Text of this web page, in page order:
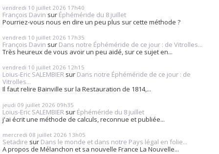
vendredi 10 juillet 2026 17h40
François Davin sur Éphéméride du 8 juillet
Pourriez-vous nous en dire un peu plus sur cette méthode ?
vendredi 10 juillet 2026 17h35
François Davin sur Dans notre Éphéméride de ce jour : de Vitrolles...
Très heureux de vous avoir un peu aidé, sur ce sujet en...
vendredi 10 juillet 2026 12h15
Loius-Eric SALEMBIER sur Dans notre Éphéméride de ce jour : de
Vitrolles...
Il faut relire Bainville sur la Restauration de 1814,...
jeudi 09 juillet 2026 09h35
Loius-Eric SALEMBIER sur Éphéméride du 8 juillet
j'ai écrit une méthode de calculs, reconnue et publiée...
mercredi 08 juillet 2026 13h05
Setadire sur Dans le monde et dans notre Pays légal en folie...
A propos de Mélanchon et sa nouvelle France La Nouvelle...